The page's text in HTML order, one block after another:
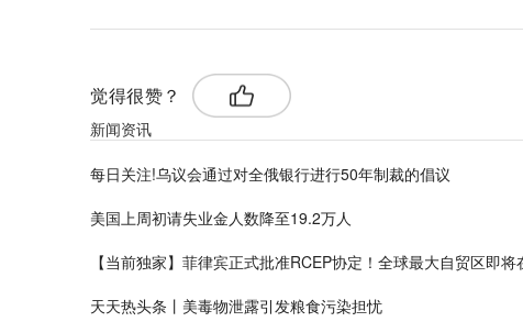
觉得很赞？
新闻资讯
每日关注!乌议会通过对全俄银行进行50年制裁的倡议
美国上周初请失业金人数降至19.2万人
【当前独家】菲律宾正式批准RCEP协定！全球最大自贸区即
天天热头条丨美毒物泄露引发粮食污染担忧